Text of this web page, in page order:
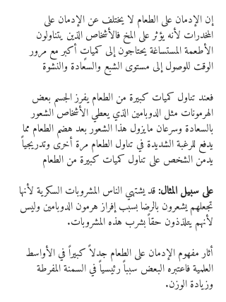
إن الإدمان على الطعام لا يختلف عن الإدمان على
المخدرات لأنه يؤثر على المخ فالأشخاص الذين يتناولون
الأطعمة المستساغة يحتاجون إلى كمياتٍ أكبر مع مرور
الوقت للوصول إلى مستوى الشبع والسعادة والنشوة
فعند تناول كميات كبيرة من الطعام يفرز الجسم بعض
الهرمونات مثل الدوبامين الذي يعطي الأشخاص الشعور
بالسعادة وسرعان مايزول هذا الشعور بعد هضم الطعام مما
يدفع للرغبة الشديدة في تناول الطعام مرة أخرى وتدريجياً
يدمن الشخص على تناول كميات كبيرة من الطعام
على سبيل المثال: قد يشتهي الناس المشروبات السكرية لأنها
تجعلهم يشعرون بالرضا بسبب إفراز هرمون الدوبامين وليس
لأنهم يتلذذون حقاً بشرب هذه المشروبات.
أثار مفهوم الإدمان على الطعام جدلاً كبيراً في الأواسط
العلمية فاعتبره البعض سبباً رئيسياً في السمنة المفرطة
وزيادة الوزن.